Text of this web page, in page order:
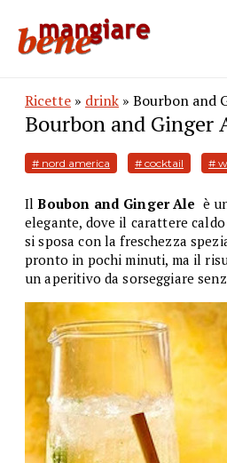
Ricette » drink » Bourbon and
Bourbon and Ginger
# nord america # cocktail #
Il Boubon and Ginger Ale è
elegante, dove il carattere
si sposa con la freschezza
pronto in pochi minuti, ma il
un aperitivo da sorseggiare